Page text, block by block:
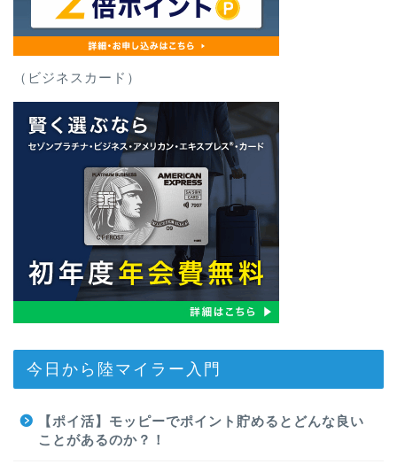
（ビジネスカード）
今日から陸マイラー入門
【ポイ活】モッピーでポイント貯めるとどんな良い
ことがあるのか？！